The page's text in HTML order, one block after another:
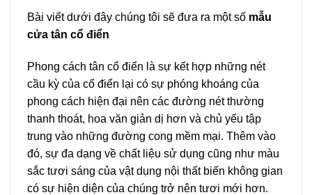
Bài viết dưới đây chúng tôi sẽ đưa ra một số mẫu
cửa tân cổ điển
Phong cách tân cổ điển là sự kết hợp những nét
cầu kỳ của cổ điển lại có sự phóng khoáng của
phong cách hiện đại nên các đường nét thường
thanh thoát, hoa văn giản dị hơn và chủ yếu tập
trung vào những đường cong mềm mại. Thêm vào
đó, sự đa dạng về chất liệu sử dụng cũng như màu
sắc tươi sáng của vật dụng nội thất biến không gian
có sự hiện diện của chúng trở nên tươi mới hơn.